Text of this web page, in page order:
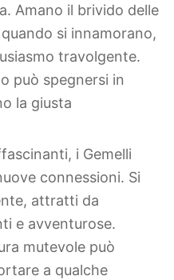
Amano il brivido delle
si innamorano,
travolgente.
può spegnersi in
la giusta
i Gemelli
connessioni. Si
attratti da
e avventurose.
mutevole può
a qualche